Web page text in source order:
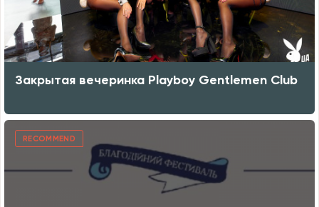
Закрытая вечеринка Playboy Gentlemen Club
RECOMMEND